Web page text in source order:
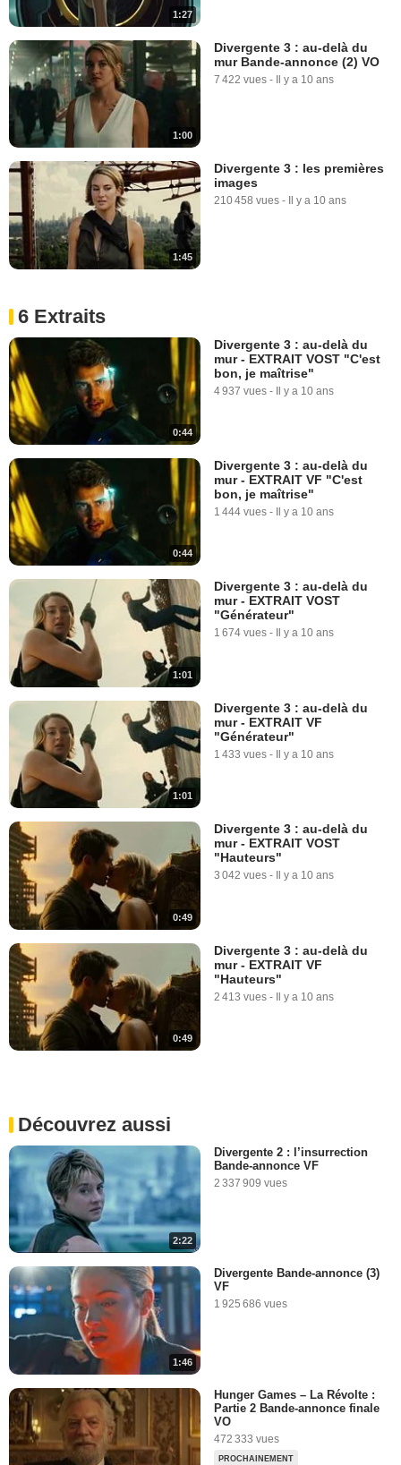
1:27
1:00
Divergente 3 : au-delà du
mur Bande-annonce (2) VO
7 422 vues - Il y a 10 ans
1:45
Divergente 3 : les premières
images
210 458 vues - Il y a 10 ans
6 Extraits
0:44
Divergente 3 : au-delà du
mur - EXTRAIT VOST "C'est
bon, je maîtrise"
4 937 vues - Il y a 10 ans
0:44
Divergente 3 : au-delà du
mur - EXTRAIT VF "C'est
bon, je maîtrise"
1 444 vues - Il y a 10 ans
1:01
Divergente 3 : au-delà du
mur - EXTRAIT VOST
"Générateur"
1 674 vues - Il y a 10 ans
1:01
Divergente 3 : au-delà du
mur - EXTRAIT VF
"Générateur"
1 433 vues - Il y a 10 ans
0:49
Divergente 3 : au-delà du
mur - EXTRAIT VOST
"Hauteurs"
3 042 vues - Il y a 10 ans
0:49
Divergente 3 : au-delà du
mur - EXTRAIT VF
"Hauteurs"
2 413 vues - Il y a 10 ans
Découvrez aussi
2:22
Divergente 2 : l’insurrection
Bande-annonce VF
2 337 909 vues
1:46
Divergente Bande-annonce (3)
VF
1 925 686 vues
Hunger Games – La Révolte :
Partie 2 Bande-annonce finale
VO
472 333 vues
PROCHAINEMENT